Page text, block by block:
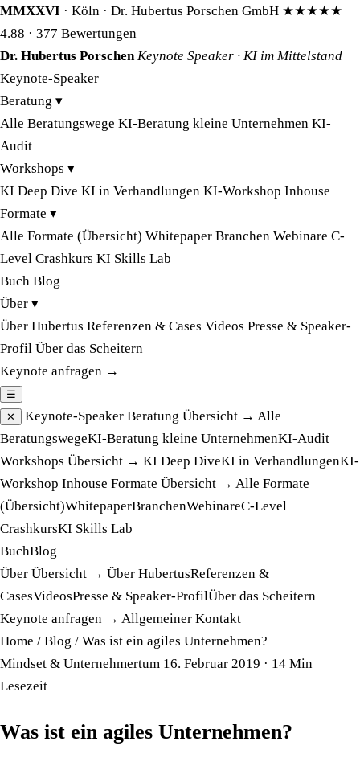
MMXXVI · Köln · Dr. Hubertus Porschen GmbH ★★★★★
4.88 · 377 Bewertungen
Dr. Hubertus Porschen Keynote Speaker · KI im Mittelstand
Keynote-Speaker
Beratung ▾
Alle Beratungswege KI-Beratung kleine Unternehmen KI-
Audit
Workshops ▾
KI Deep Dive KI in Verhandlungen KI-Workshop Inhouse
Formate ▾
Alle Formate (Übersicht) Whitepaper Branchen Webinare C-
Level Crashkurs KI Skills Lab
Buch Blog
Über ▾
Über Hubertus Referenzen & Cases Videos Presse & Speaker-
Profil Über das Scheitern
Keynote anfragen →
☰
✕
Keynote-Speaker Beratung Übersicht → Alle
BeratungswegeKI-Beratung kleine UnternehmenKI-Audit
Workshops Übersicht → KI Deep DiveKI in VerhandlungenKI-
Workshop Inhouse Formate Übersicht → Alle Formate
(Übersicht)WhitepaperBranchenWebinareC-Level
CrashkursKI Skills Lab
BuchBlog
Über Übersicht → Über HubertusReferenzen &
CasesVideosPresse & Speaker-ProfilÜber das Scheitern
Keynote anfragen → Allgemeiner Kontakt
Home / Blog / Was ist ein agiles Unternehmen?
Mindset & Unternehmertum 16. Februar 2019 · 14 Min
Lesezeit
Was ist ein agiles Unternehmen?